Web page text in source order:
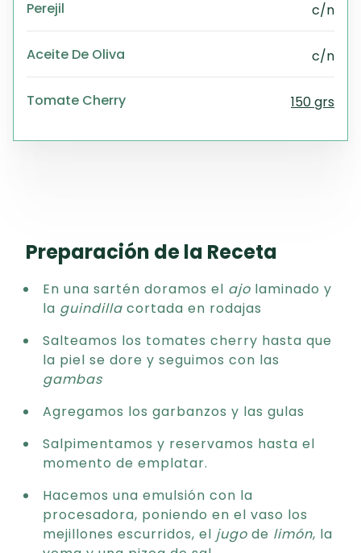
Perejil c/n
Aceite De Oliva c/n
Tomate Cherry 150 grs
Preparación de la Receta
En una sartén doramos el ajo laminado y
la guindilla cortada en rodajas
Salteamos los tomates cherry hasta que
la piel se dore y seguimos con las
gambas
Agregamos los garbanzos y las gulas
Salpimentamos y reservamos hasta el
momento de emplatar.
Hacemos una emulsión con la
procesadora, poniendo en el vaso los
mejillones escurridos, el jugo de limón, la